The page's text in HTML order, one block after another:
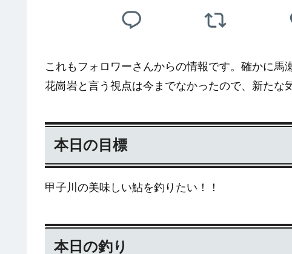
これもフォロワーさんからの情報です。確かに馬
花崗岩と言う視点は今までなかったので、新たな
本日の目標
甲子川の美味しい鮎を釣りたい！！
本日の釣り